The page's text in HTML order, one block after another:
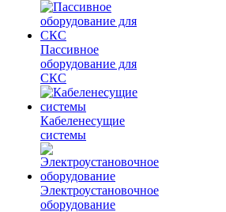
Пассивное
оборудование для
СКС
Кабеленесущие
системы
Электроустановочное
оборудование